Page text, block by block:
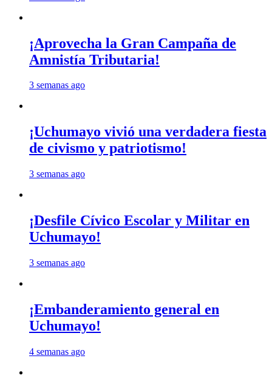
¡Aprovecha la Gran Campaña de
Amnistía Tributaria!
3 semanas ago
¡Uchumayo vivió una verdadera fiesta
de civismo y patriotismo!
3 semanas ago
¡Desfile Cívico Escolar y Militar en
Uchumayo!
3 semanas ago
¡Embanderamiento general en
Uchumayo!
4 semanas ago